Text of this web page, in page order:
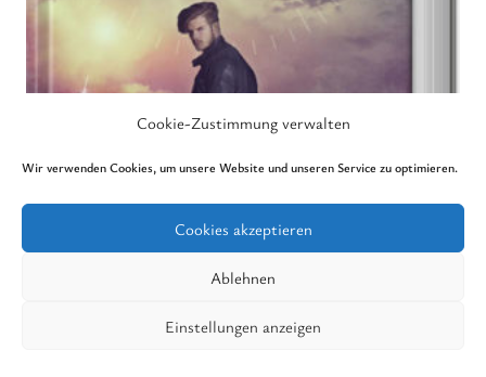
Cookie-Zustimmung verwalten
Wir verwenden Cookies, um unsere Website und unseren Service zu optimieren.
Cookies akzeptieren
Ablehnen
Einstellungen anzeigen